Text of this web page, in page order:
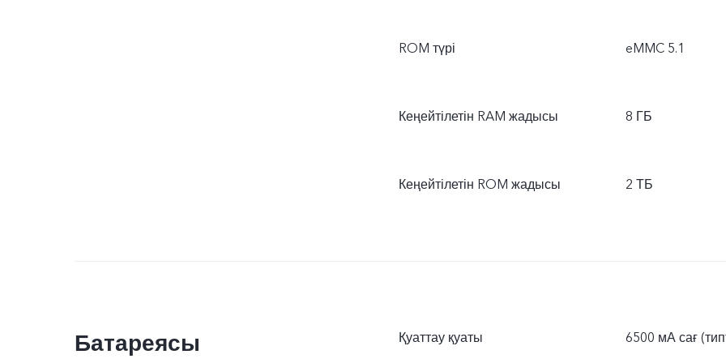
ROM түрі eMMC 5.1
Кеңейтілетін RAM жадысы 8 ГБ
Кеңейтілетін ROM жадысы 2 ТБ
Батареясы Қуаттау қуаты 6500 мА сағ